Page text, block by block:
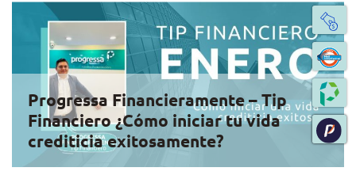
Progressa Financieramente – Tip
Financiero ¿Cómo iniciar tu vida
crediticia exitosamente?